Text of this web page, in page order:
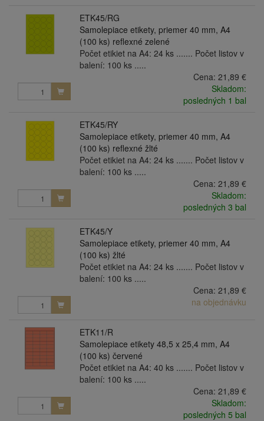
ETK45/RG
Samolepiace etikety, priemer 40 mm, A4
(100 ks) reflexné zelené
Počet etikiet na A4: 24 ks ....... Počet listov v
balení: 100 ks .....
Cena: 21,89 €
Skladom:
posledných 1 bal
ETK45/RY
Samolepiace etikety, priemer 40 mm, A4
(100 ks) reflexné žlté
Počet etikiet na A4: 24 ks ....... Počet listov v
balení: 100 ks .....
Cena: 21,89 €
Skladom:
posledných 3 bal
ETK45/Y
Samolepiace etikety, priemer 40 mm, A4
(100 ks) žlté
Počet etikiet na A4: 24 ks ....... Počet listov v
balení: 100 ks .....
Cena: 21,89 €
na objednávku
ETK11/R
Samolepiace etikety 48,5 x 25,4 mm, A4
(100 ks) červené
Počet etikiet na A4: 40 ks ....... Počet listov v
balení: 100 ks .....
Cena: 21,89 €
Skladom:
posledných 5 bal